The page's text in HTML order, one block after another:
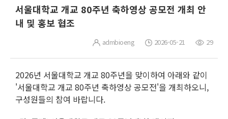
서울대학교 개교 80주년 축하영상 공모전 개최 안
내 및 홍보 협조
admbioeng 2026-05-21 29
2026년 서울대학교 개교 80주년을 맞이하여 아래와 같이
'서울대학교 개교 80주년 축하영상 공모전'을 개최하오니,
구성원들의 참여 바랍니다.